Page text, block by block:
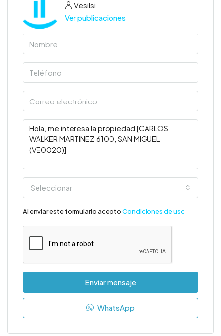
Vesilsi
Ver publicaciones
Seleccionar
Al enviar este formulario aceptoCondiciones de uso
Enviar mensaje
WhatsApp